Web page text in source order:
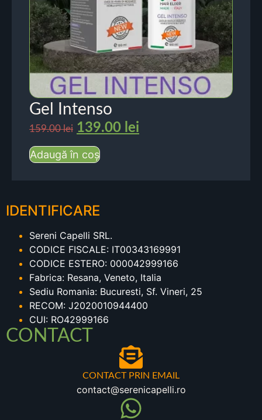
Gel Intenso
159.00lei 139.00 lei
Adaugă în coș
IDENTIFICARE
Sereni Capelli SRL.
CODICE FISCALE: IT00343169991
CODICE ESTERO: 000042999166
Fabrica: Resana, Veneto, Italia
Sediu Romania: Bucuresti, Sf. Vineri, 25
RECOM: J2020010944400
CUI: RO42999166
CONTACT
CONTACT PRIN EMAIL
contact@serenicapelli.ro